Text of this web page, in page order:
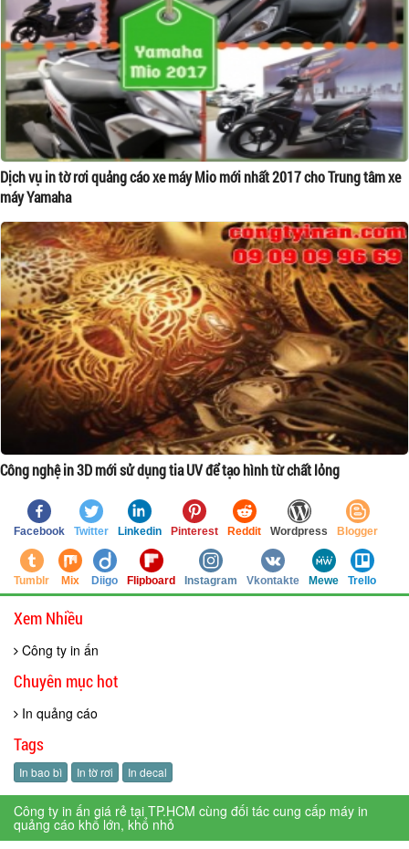
Dịch vụ in tờ rơi quảng cáo xe máy Mio mới nhất 2017 cho Trung tâm xe
máy Yamaha
Công nghệ in 3D mới sử dụng tia UV để tạo hình từ chất lỏng
Facebook Twitter Linkedin Pinterest Reddit Wordpress Blogger
Tumblr Mix Diigo Flipboard Instagram Vkontakte Mewe Trello
Xem Nhiều
Công ty in ấn
Chuyên mục hot
In quảng cáo
Tags
In bao bì In tờ rơi In decal
Công ty in ấn giá rẻ tại TP.HCM cùng đối tác cung cấp máy in
quảng cáo khổ lớn, khổ nhỏ